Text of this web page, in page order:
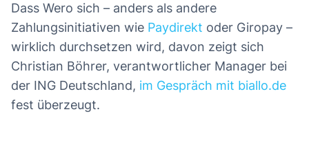
Dass Wero sich – anders als andere
Zahlungsinitiativen wie Paydirekt oder Giropay –
wirklich durchsetzen wird, davon zeigt sich
Christian Böhrer, verantwortlicher Manager bei
der ING Deutschland, im Gespräch mit biallo.de
fest überzeugt.